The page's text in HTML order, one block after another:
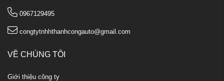
0967129495
congtytnhhthanhcongauto@gmail.com
VỀ CHÚNG TÔI
Giới thiệu công ty